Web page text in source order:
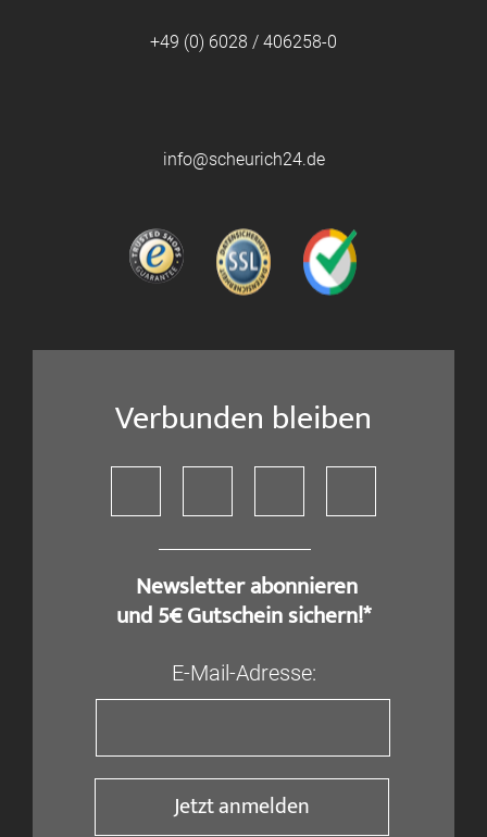
+49 (0) 6028 / 406258-0
info@scheurich24.de
Verbunden bleiben
​ Newsletter abonnieren
und 5€ Gutschein sichern!*
E-Mail-Adresse:
Jetzt anmelden